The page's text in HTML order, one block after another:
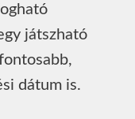
játszható
dátum is.